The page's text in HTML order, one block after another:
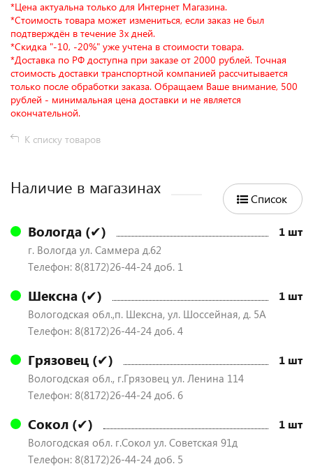
*Цена актуальна только для Интернет Магазина.
*Стоимость товара может измениться, если заказ не был
подтверждён в течение 3х дней.
*Скидка "-10, -20%" уже учтена в стоимости товара.
*Доставка по РФ доступна при заказе от 2000 рублей. Точная
стоимость доставки транспортной компанией рассчитывается
только после обработки заказа. Обращаем Ваше внимание, 500
рублей - минимальная цена доставки и не является
окончательной.
К списку товаров
Наличие в магазинах
Список
Вологда (✔) 1 шт
г. Вологда ул. Саммера д.62
Телефон: 8(8172)26-44-24 доб. 1
Шексна (✔) 1 шт
Вологодская обл.,п. Шексна, ул. Шоссейная, д. 5А
Телефон: 8(8172)26-44-24 доб. 4
Грязовец (✔) 1 шт
Вологодская обл., г.Грязовец ул. Ленина 114
Телефон: 8(8172)26-44-24 доб. 6
Сокол (✔) 1 шт
Вологодская обл. г.Сокол ул. Советская 91д
Телефон: 8(8172)26-44-24 доб. 5